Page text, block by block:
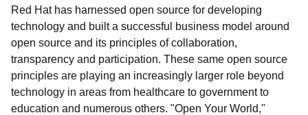
Red Hat has harnessed open source for developing
technology and built a successful business model around
open source and its principles of collaboration,
transparency and participation. These same open source
principles are playing an increasingly larger role beyond
technology in areas from healthcare to government to
education and numerous others. "Open Your World,"